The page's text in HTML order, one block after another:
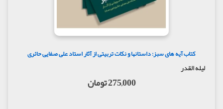
کتاب آیه های سبز: داستانها و نکات تربیتی از آثار استاد علی صفایی حائری
لیله القدر
275,000 تومان